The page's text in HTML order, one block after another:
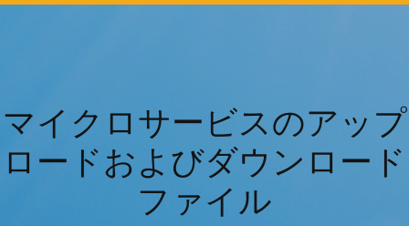
マイクロサービスのアップ
ロードおよびダウンロード
ファイル